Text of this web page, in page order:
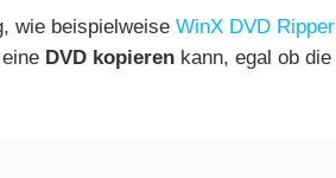
wie beispielweise WinX DVD Ripper
DVD kopieren kann, egal ob die